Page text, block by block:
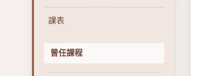
課表
曾任課程